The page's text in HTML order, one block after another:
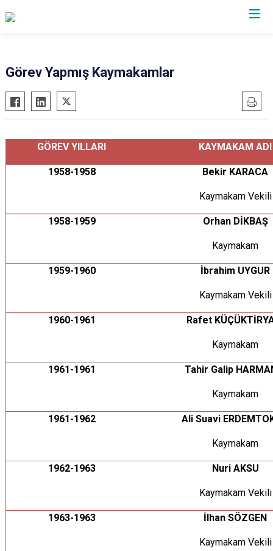
Başmakçı
Bayat
Görev Yapmış Kaymakamlar
GÖREV YILLARI KAYMAKAM ADI
1958-1958 Bekir KARACA
Kaymakam Vekili
1958-1959 Orhan DİKBAŞ
Kaymakam
1959-1960 İbrahim UYGUR
Kaymakam Vekili
1960-1961 Rafet
Kaymakam
1961-1961 Tahir Galip
Kaymakam
1961-1962 Ali Suavi
Kaymakam
1962-1963 Nuri AKSU
Kaymakam Vekili
1963-1963 İlhan SÖZGEN
Kaymakam Vekili